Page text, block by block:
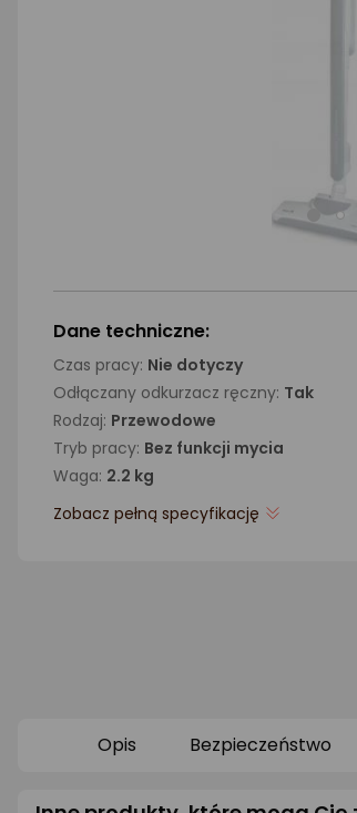
Dane techniczne:
Czas pracy: Nie dotyczy
Odłączany odkurzacz ręczny: Tak
Rodzaj: Przewodowe
Tryb pracy: Bez funkcji mycia
Waga: 2.2 kg
Zobacz pełną specyfikację
Opis Bezpieczeństwo